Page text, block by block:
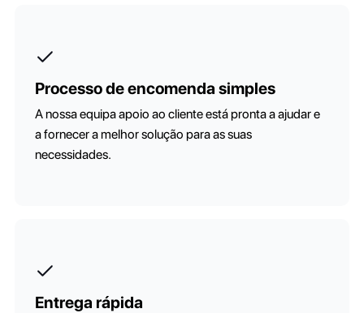
Processo de encomenda simples
A nossa equipa apoio ao cliente está pronta a ajudar e
a fornecer a melhor solução para as suas
necessidades.
Entrega rápida